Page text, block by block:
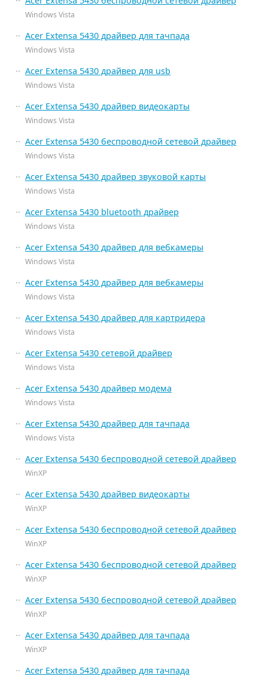
Windows Vista
Acer Extensa 5430 драйвер для тачпада
Windows Vista
Acer Extensa 5430 драйвер для usb
Windows Vista
Acer Extensa 5430 драйвер видеокарты
Windows Vista
Acer Extensa 5430 беспроводной сетевой драйвер
Windows Vista
Acer Extensa 5430 драйвер звуковой карты
Windows Vista
Acer Extensa 5430 bluetooth драйвер
Windows Vista
Acer Extensa 5430 драйвер для вебкамеры
Windows Vista
Acer Extensa 5430 драйвер для вебкамеры
Windows Vista
Acer Extensa 5430 драйвер для картридера
Windows Vista
Acer Extensa 5430 сетевой драйвер
Windows Vista
Acer Extensa 5430 драйвер модема
Windows Vista
Acer Extensa 5430 драйвер для тачпада
Windows Vista
Acer Extensa 5430 беспроводной сетевой драйвер
WinXP
Acer Extensa 5430 драйвер видеокарты
WinXP
Acer Extensa 5430 беспроводной сетевой драйвер
WinXP
Acer Extensa 5430 беспроводной сетевой драйвер
WinXP
Acer Extensa 5430 беспроводной сетевой драйвер
WinXP
Acer Extensa 5430 драйвер для тачпада
WinXP
Acer Extensa 5430 драйвер для тачпада